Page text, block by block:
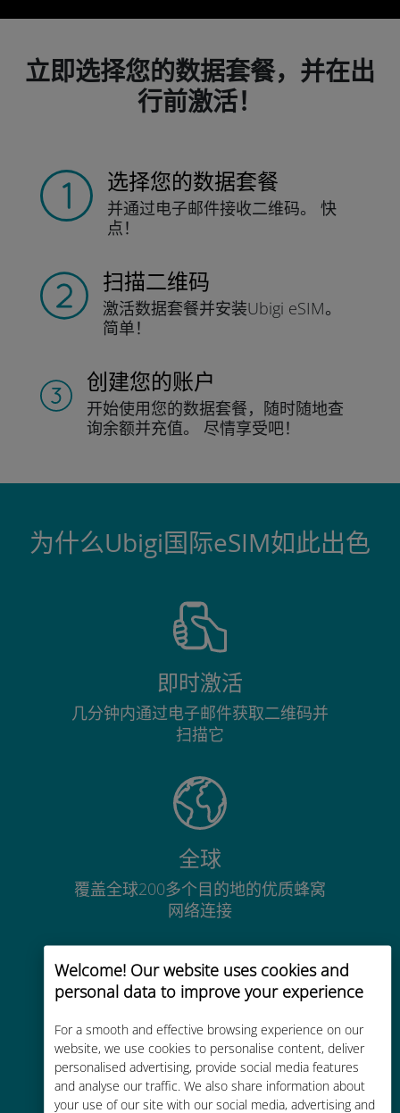
Welcome! Our website uses cookies and
personal data to improve your experience
For a smooth and effective browsing experience on our
website, we use cookies to personalise content, deliver
personalised advertising, provide social media features
and analyse our traffic. We also share information about
your use of our site with our social media, advertising and
立即选择您的数据套餐，并在出
行前激活！
选择您的数据套餐
并通过电子邮件接收二维码。
快
点！
扫描二维码
激活数据套餐并安装Ubigi eSIM。
简单！
创建您的账户
开始使用您的数据套餐，随时随地查
询余额并充值。 尽情享受吧！
为什么Ubigi国际eSIM如此出色
即时激活
几分钟内通过电子邮件获取二维码并
扫描它
全球
覆盖全球200多个目的地的优质蜂窝
网络连接
经济实惠
比现有运营商的漫游费便宜高达90%